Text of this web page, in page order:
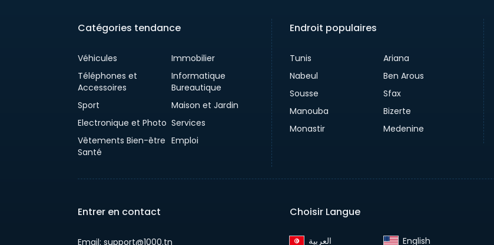
Catégories tendance
Véhicules
Immobilier
Téléphones et
Accessoires
Informatique
Bureautique
Sport
Maison et Jardin
Electronique et Photo Services
Vêtements Bien-être
Santé
Emploi
Endroit populaires
Tunis
Ariana
Nabeul
Ben Arous
Sousse
Sfax
Manouba
Bizerte
Monastir
Medenine
Entrer en contact
Email: support@1000.tn
Choisir Langue
English‎